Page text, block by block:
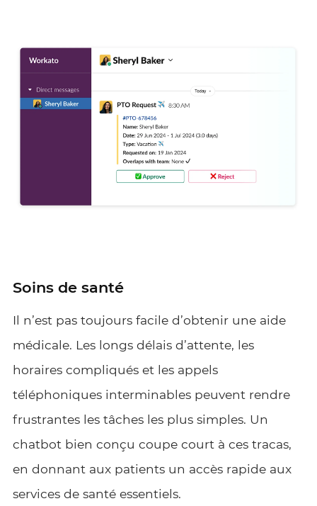
Soins de santé
Il n’est pas toujours facile d’obtenir une aide
médicale. Les longs délais d’attente, les
horaires compliqués et les appels
téléphoniques interminables peuvent rendre
frustrantes les tâches les plus simples. Un
chatbot bien conçu coupe court à ces tracas,
en donnant aux patients un accès rapide aux
services de santé essentiels.